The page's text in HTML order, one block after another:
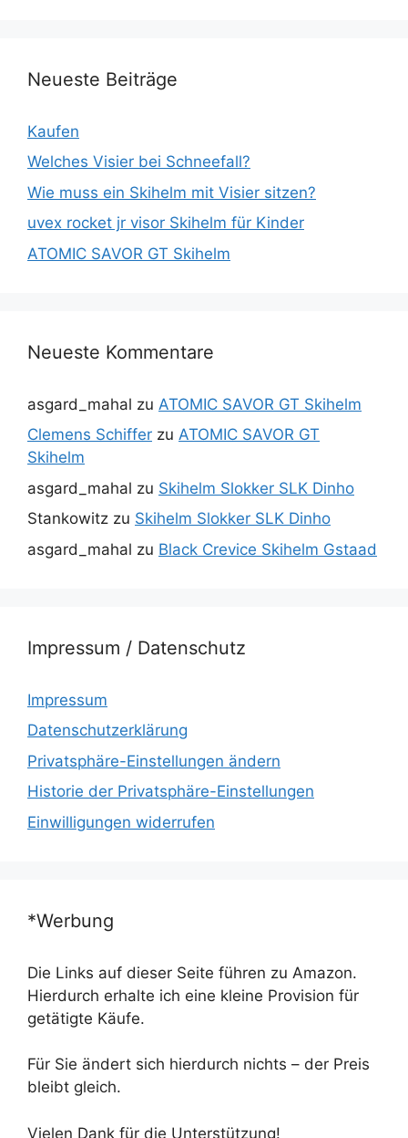
Neueste Beiträge
Kaufen
Welches Visier bei Schneefall?
Wie muss ein Skihelm mit Visier sitzen?
uvex rocket jr visor Skihelm für Kinder
ATOMIC SAVOR GT Skihelm
Neueste Kommentare
asgard_mahal zu ATOMIC SAVOR GT Skihelm
Clemens Schiffer zu ATOMIC SAVOR GT
Skihelm
asgard_mahal zu Skihelm Slokker SLK Dinho
Stankowitz zu Skihelm Slokker SLK Dinho
asgard_mahal zu Black Crevice Skihelm Gstaad
Impressum / Datenschutz
Impressum
Datenschutzerklärung
Privatsphäre-Einstellungen ändern
Historie der Privatsphäre-Einstellungen
Einwilligungen widerrufen
*Werbung
Die Links auf dieser Seite führen zu Amazon.
Hierdurch erhalte ich eine kleine Provision für
getätigte Käufe.
Für Sie ändert sich hierdurch nichts – der Preis
bleibt gleich.
Vielen Dank für die Unterstützung!